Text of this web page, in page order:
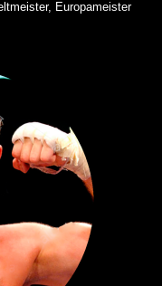
Europameister